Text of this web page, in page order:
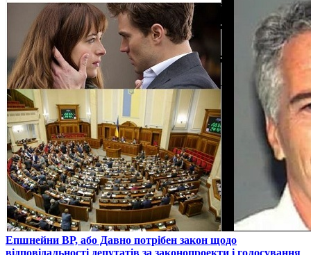
​Епшнейни ВР, або Давно потрібен закон щодо
відповідальності депутатів за законопроекти і голосування